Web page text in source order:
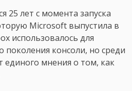
25 лет с момента запуска
Microsoft выпустила в
использовалось для
консоли, но среди
единого мнения о том, как